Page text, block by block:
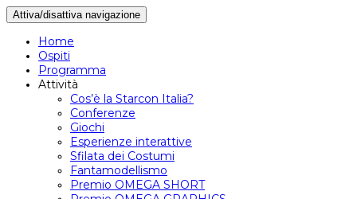
Attiva/disattiva navigazione
Home
Ospiti
Programma
Attività
Cos’è la Starcon Italia?
Conferenze
Giochi
Esperienze interattive
Sfilata dei Costumi
Fantamodellismo
Premio OMEGA SHORT